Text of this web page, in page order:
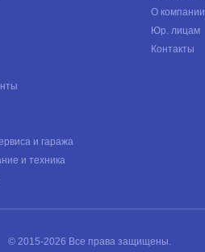
и гаража
и техника
О компании
Юр. лицам
Контакты
© 2015-2026 Все права защищены.